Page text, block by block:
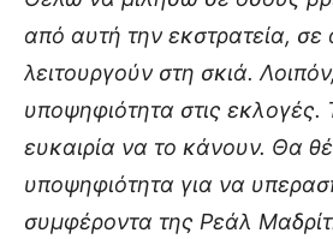
από αυτή την εκστρατεία, σε
λειτουργούν στη σκιά.
υποψηφιότητα στις
ευκαιρία να το κάνουν. Θα
υποψηφιότητα για να
συμφέροντα της Ρεάλ